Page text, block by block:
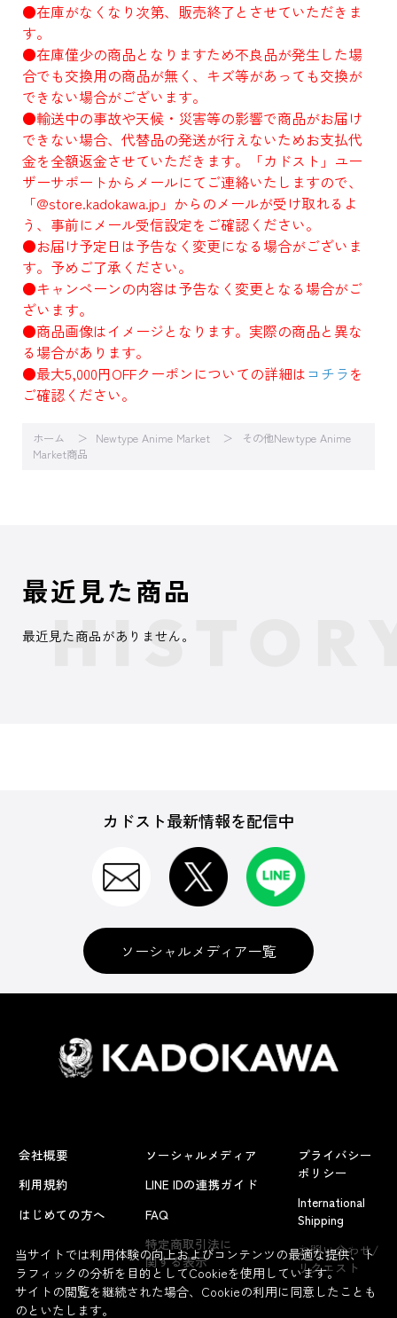
●在庫がなくなり次第、販売終了とさせていただきま
す。
●在庫僅少の商品となりますため不良品が発生した場
合でも交換用の商品が無く、キズ等があっても交換が
できない場合がございます。
●輸送中の事故や天候・災害等の影響で商品がお届け
できない場合、代替品の発送が行えないためお支払代
金を全額返金させていただきます。「カドスト」ユー
ザーサポートからメールにてご連絡いたしますので、
「@store.kadokawa.jp」からのメールが受け取れるよ
う、事前にメール受信設定をご確認ください。
●お届け予定日は予告なく変更になる場合がございま
す。予めご了承ください。
●キャンペーンの内容は予告なく変更となる場合がご
ざいます。
●商品画像はイメージとなります。実際の商品と異な
る場合があります。
●最大5,000円OFFクーポンについての詳細はコチラを
ご確認ください。
ホーム Newtype Anime Market
その他Newtype Anime
Market商品
よくあるお問い合わせ
最近見た商品
最近見た商品がありません。
カドスト最新情報を配信中
ソーシャルメディア一覧
会社概要
利用規約
はじめての方へ
ソーシャルメディア
LINE IDの連携ガイド
FAQ
特定商取引法に
関する表示
プライバシー
ポリシー
International
Shipping
お問い合わせ/
リクエスト
当サイトでは利用体験の向上およびコンテンツの最適な提供、ト
ラフィックの分析を目的としてCookieを使用しています。
サイトの閲覧を継続された場合、Cookieの利用に同意したことも
のといたします。